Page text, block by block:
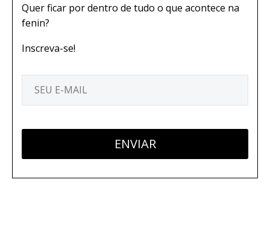
Quer ficar por dentro de tudo o que acontece na
fenin?
Inscreva-se!